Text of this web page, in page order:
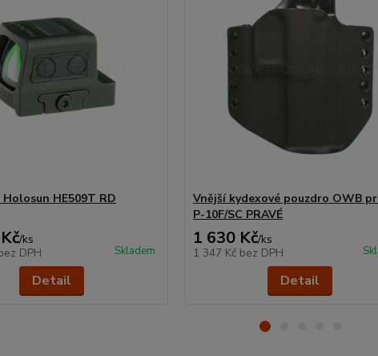
HE509T RD
/ks
DPH Skladem
Detail
Vnější kydexové pouzdro OWB
P-10F/SC PRAVÉ
1 630 Kč/ks
1 347 Kč bez DPH
Detail